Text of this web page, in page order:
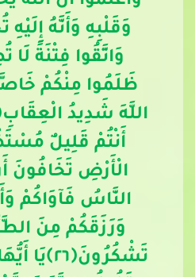
وَقَلْبِهِ وَأَنَّهُ
وَاتَّقُوا فِتْنَةً لَا
ظَلَمُوا مِنْكُمْ
اللَّهَ شَدِيدُ الْعِقَابِ
أَنْتُمْ قَلِيلٌ
الْأَرْضِ تَخَافُونَ
النَّاسُ فَآوَاكُمْ
وَرَزَقَكُمْ مِنَ
تَشْكُرُونَ﴿٢٦﴾يَا